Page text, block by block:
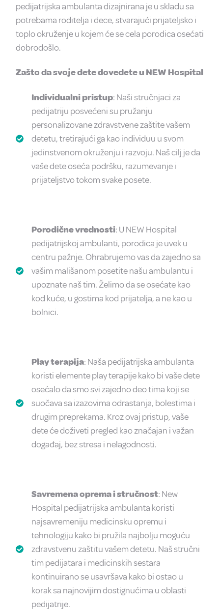
pedijatrijska ambulanta dizajnirana je u skladu sa
potrebama roditelja i dece, stvarajući prijateljsko i
toplo okruženje u kojem će se cela porodica osećati
dobrodošlo.
Zašto da svoje dete dovedete u NEW Hospital
Individualni pristup: Naši stručnjaci za
pedijatriju posvećeni su pružanju
personalizovane zdravstvene zaštite vašem
detetu, tretirajući ga kao individuu u svom
jedinstvenom okruženju i razvoju. Naš cilj je da
vaše dete oseća podršku, razumevanje i
prijateljstvo tokom svake posete.
Porodične vrednosti: U NEW Hospital
pedijatrijskoj ambulanti, porodica je uvek u
centru pažnje. Ohrabrujemo vas da zajedno sa
vašim mališanom posetite našu ambulantu i
upoznate naš tim. Želimo da se osećate kao
kod kuće, u gostima kod prijatelja, a ne kao u
bolnici.
Play terapija: Naša pedijatrijska ambulanta
koristi elemente play terapije kako bi vaše dete
osećalo da smo svi zajedno deo tima koji se
suočava sa izazovima odrastanja, bolestima i
drugim preprekama. Kroz ovaj pristup, vaše
dete će doživeti pregled kao značajan i važan
događaj, bez stresa i nelagodnosti.
Savremena oprema i stručnost: New
Hospital pedijatrijska ambulanta koristi
najsavremeniju medicinsku opremu i
tehnologiju kako bi pružila najbolju moguću
zdravstvenu zaštitu vašem detetu. Naš stručni
tim pedijatara i medicinskih sestara
kontinuirano se usavršava kako bi ostao u
korak sa najnovijim dostignućima u oblasti
pedijatrije.